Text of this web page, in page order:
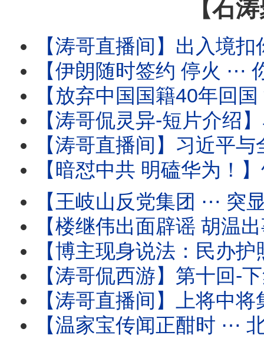
【石
【涛哥直播间】出入境扣你6个月至3年
【伊朗随时签约 停火 ⋯ 你信吗？】油
【放弃中国国籍40年回国 深圳出境 被海关审查
【涛哥侃灵异-短片介绍】马斯克的特异功能：灵魂与肉身
【涛哥直播间】习近平与全军将领-死对头！军中无龙
【暗怼中共 明磕华为！】竹知了 ⋯ 哇哇
【王岐山反党集团 ⋯ 突显网路！】胡锦涛举家
【楼继伟出面辟谣 胡温出事儿传闻 ⋯ 撼动了谁？】北戴河会议
【博主现身说法：民办护照开卡！】警察开始追讨户
【涛哥侃西游】第十回-下集：二将军宫门镇鬼 唐太宗地府还魂 ⋯ 阴曹
【涛哥直播间】上将中将集体缺席建军99
【温家宝传闻正酣时 ⋯ 北戴河会议开始！】与将军